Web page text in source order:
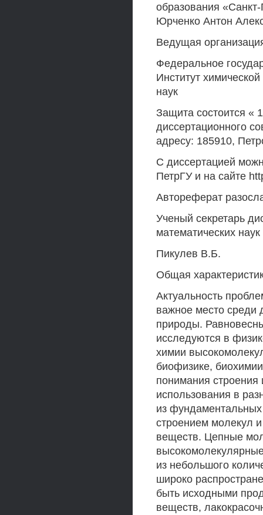
образования «Санкт-
Юрченко Антон
Ведущая
Федеральное
Институт
наук
Защита состоится «
диссертационного
адресу: 185910,
С диссертацией
ПетрГУ и на сайте
Автореферат
Ученый секретарь
математических наук
Пикулев В.Б.
Общая
Актуальность
важное место среди
природы.
исследуются в
химии
биофизике,
понимания строения
использования в
из
строением молекул
веществ. Цепные
из небольшого
широко
быть исходными
веществ,